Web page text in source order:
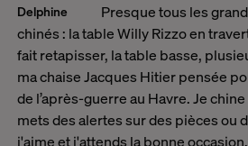
Delphine
Presque tous les
chinés : la table Willy Rizzo en
fait retapisser, la table basse,
ma chaise Jacques Hitier pensée
de l’après-guerre au Havre. Je
mets des alertes sur des pièces ou
j'aime et j'attends la bonne